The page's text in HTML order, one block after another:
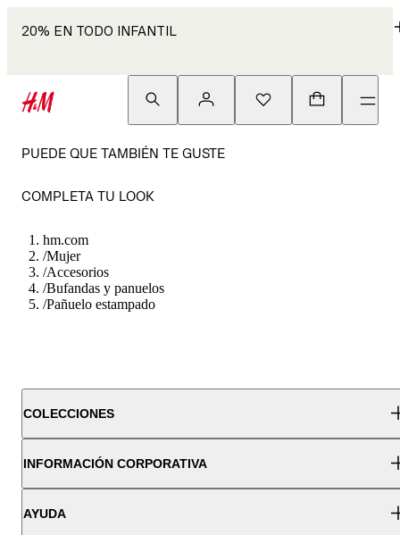
20% EN TODO INFANTIL
PUEDE QUE TAMBIÉN TE GUSTE
COMPLETA TU LOOK
hm.com
/Mujer
/Accesorios
/Bufandas y panuelos
/Pañuelo estampado
COLECCIONES
INFORMACIÓN CORPORATIVA
AYUDA